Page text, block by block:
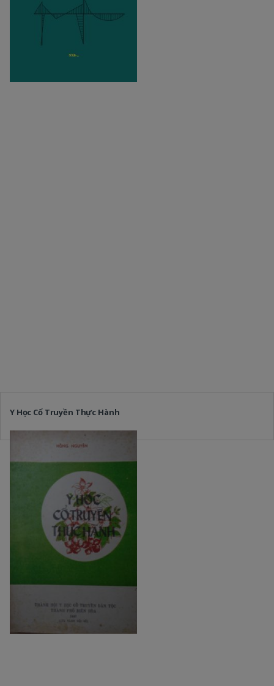
Y Học Cổ Truyền Thực Hành